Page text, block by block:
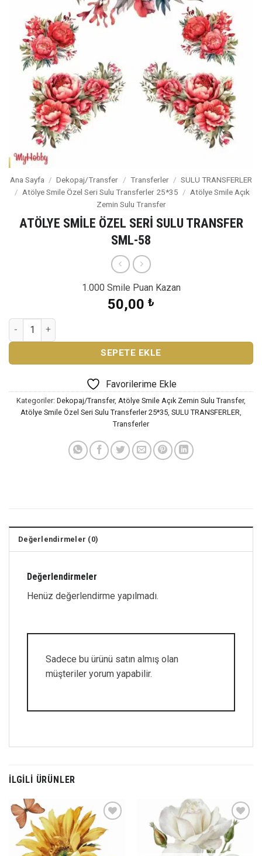
Ana Sayfa / Dekopaj/Transfer / Transferler / SULU TRANSFERLER
/ Atölye Smile Özel Seri Sulu Transferler 25*35 / Atölye Smile Açık
Zemin Sulu Transfer
ATÖLYE SMİLE ÖZEL SERİ SULU TRANSFER
SML-58
1.000 Smile Puan Kazan
50,00 ₺
ATÖLYE SMİLE ÖZEL SERİ SULU TRANSFER SML-58 adet
SEPETE EKLE
Favorilerime Ekle
Kategoriler: Dekopaj/Transfer, Atölye Smile Açık Zemin Sulu Transfer,
Atölye Smile Özel Seri Sulu Transferler 25*35 SULU TRANSFERLER
Transferler
Değerlendirmeler (0)
Değerlendirmeler
Henüz değerlendirme yapılmadı.
Sadece bu ürünü satın almış olan
müşteriler yorum yapabilir.
İLGILI ÜRÜNLER
Favorilerime
Ekle
Favorilerime
Ekle